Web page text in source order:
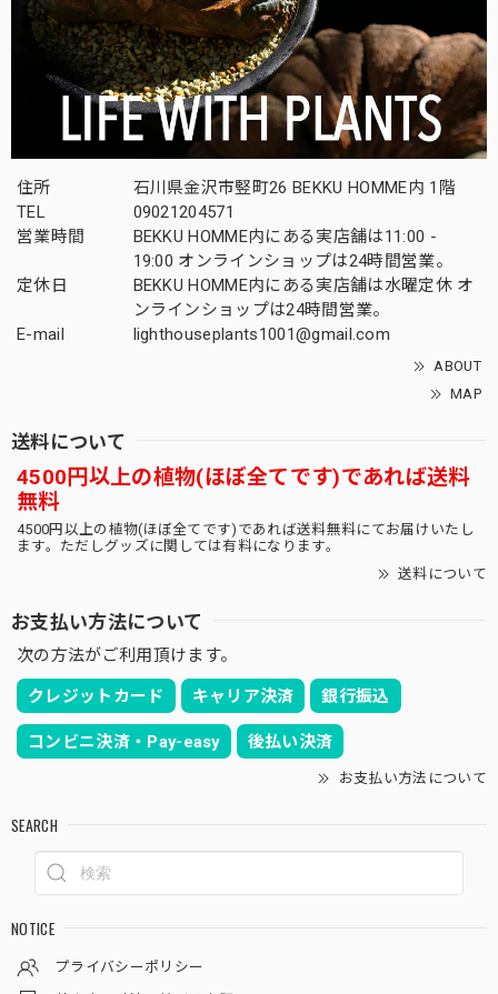
住所
石川県金沢市竪町26 BEKKU HOMME内 1階
TEL
09021204571
営業時間
BEKKU HOMME内にある実店舗は11:00 -
19:00 オンラインショップは24時間営業。
定休日
BEKKU HOMME内にある実店舗は水曜定休 オ
ンラインショップは24時間営業。
E-mail
lighthouseplants1001@gmail.com
ABOUT
MAP
送料について
4500円以上の植物(ほぼ全てです)であれば送料
無料
4500円以上の植物(ほぼ全てです)であれば送料無料にてお届けいたし
ます。ただしグッズに関しては有料になります。
送料について
お支払い方法について
次の方法がご利用頂けます。
クレジットカード キャリア決済 銀行振込
コンビニ決済・Pay-easy 後払い決済
お支払い方法について
SEARCH
NOTICE
プライバシーポリシー